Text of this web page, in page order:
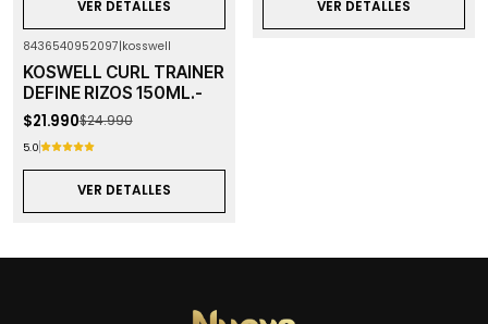
VER DETALLES VER DETALLES
Agotado
8436540952097|kosswell
KOSWELL CURL TRAINER
DEFINE RIZOS 150ML.-
$21.990$24.990
5.0
VER DETALLES